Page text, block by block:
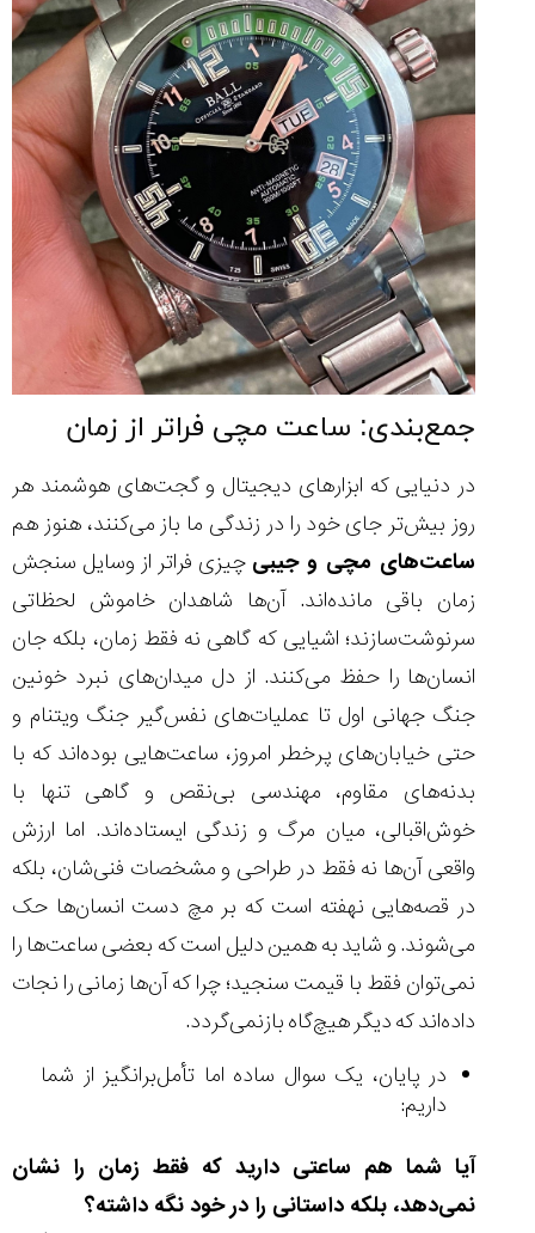
جمع‌بندی: ساعت مچی فراتر از زمان
در دنیایی که ابزارهای دیجیتال و گجت‌های هوشمند هر
روز بیش‌تر جای خود را در زندگی ما باز می‌کنند، هنوز هم
ساعت‌های مچی و جیبی چیزی فراتر از وسایل سنجش
زمان باقی مانده‌اند. آن‌ها شاهدان خاموش لحظاتی
سرنوشت‌سازند؛ اشیایی که گاهی نه فقط زمان، بلکه جان
انسان‌ها را حفظ می‌کنند. از دل میدان‌های نبرد خونین
جنگ جهانی اول تا عملیات‌های نفس‌گیر جنگ ویتنام و
حتی خیابان‌های پرخطر امروز، ساعت‌هایی بوده‌اند که با
بدنه‌های مقاوم، مهندسی بی‌نقص و گاهی تنها با
خوش‌اقبالی، میان مرگ و زندگی ایستاده‌اند. اما ارزش
واقعی آن‌ها نه فقط در طراحی و مشخصات فنی‌شان، بلکه
در قصه‌هایی نهفته است که بر مچ دست انسان‌ها حک
می‌شوند. و شاید به همین دلیل است که بعضی ساعت‌ها را
نمی‌توان فقط با قیمت سنجید؛ چرا که آن‌ها زمانی را نجات
داده‌اند که دیگر هیچ‌گاه بازنمی‌گردد.
در پایان، یک سوال ساده اما تأمل‌برانگیز از شما
داریم:
آیا شما هم ساعتی دارید که فقط زمان را نشان
نمی‌دهد، بلکه داستانی را در خود نگه داشته؟